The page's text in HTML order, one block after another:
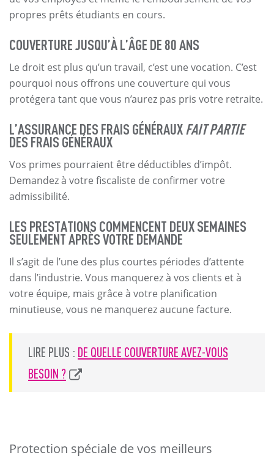
propres prêts étudiants en cours.
COUVERTURE JUSQU’À L’ÂGE DE 80 ANS
Le droit est plus qu’un travail, c’est une vocation. C’est
pourquoi nous offrons une couverture qui vous
protégera tant que vous n’aurez pas pris votre retraite.
L’ASSURANCE DES FRAIS GÉNÉRAUXFAIT PARTIE
DES FRAIS GÉNÉRAUX
Vos primes pourraient être déductibles d’impôt.
Demandez à votre fiscaliste de confirmer votre
admissibilité.
LES PRESTATIONS COMMENCENT DEUX SEMAINES
SEULEMENT APRÈS VOTRE DEMANDE
Il s’agit de l’une des plus courtes périodes d’attente
dans l’industrie. Vous manquerez à vos clients et à
votre équipe, mais grâce à votre planification
minutieuse, vous ne manquerez aucune facture.
LIRE PLUS : DE QUELLE COUVERTURE AVEZ-VOUS
BESOIN ?
Protection spéciale de vos meilleurs